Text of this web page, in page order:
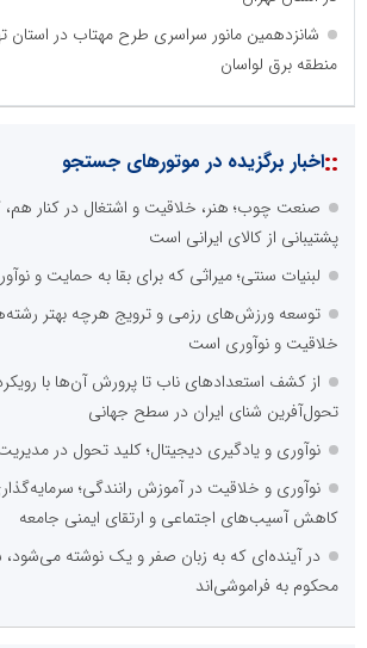
شانزدهمین مانور سراسری طرح مهتاب در استان
منطقه برق لواسان
::اخبار برگزیده در موتورهای جستجو
صنعت چوب؛ هنر، خلاقیت و اشتغال در کنار هم،
پشتیبانی از کالای ایرانی است
لبنیات سنتی؛ میراثی که برای بقا به حمایت و
توسعه ورزش‌های رزمی و ترویج هرچه بهتر
خلاقیت و نوآوری است
از کشف استعدادهای ناب تا پرورش آن‌ها با
تحول‌آفرین شنای ایران در سطح جهانی
نوآوری و یادگیری دیجیتال؛ کلید تحول در
نوآوری و خلاقیت در آموزش رانندگی؛
کاهش آسیب‌های اجتماعی و ارتقای ایمنی جامعه
در آینده‌ای که به زبان صفر و یک نوشته
محکوم به فراموشی‌اند